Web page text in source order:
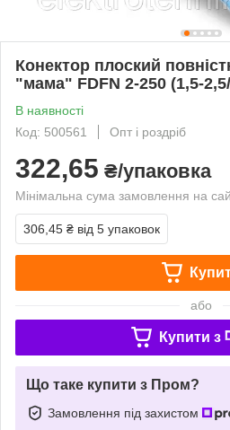
Конектор плоский
"мама" FDFN 2-250 (1,5-
В наявності
Код: 500561
Опт і роздріб
322,65 ₴/упаковка
Мінімальна сума замовлення на
306,45 ₴ від 5 упаковок
або
Купити з
Що таке купити з Пром?
Замовлення під захистом